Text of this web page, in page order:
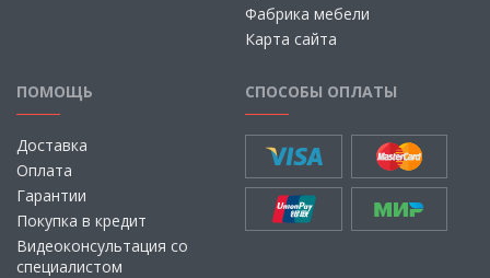
Фабрика мебели
Карта сайта
ПОМОЩЬ
Доставка
Оплата
Гарантии
Покупка в кредит
Видеоконсультация со
специалистом
СПОСОБЫ ОПЛАТЫ